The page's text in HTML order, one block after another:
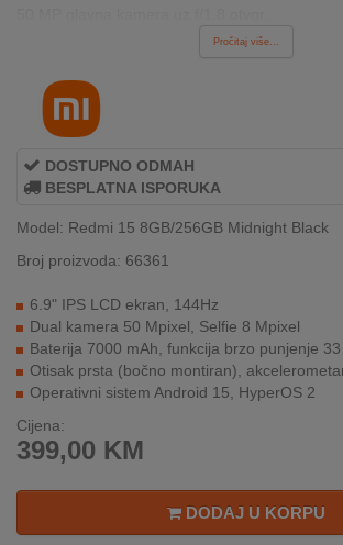
NAMA
KUPITI?
KUPOVINA
INOSTRANSTVA
OZNAKE
ENERGETSKE
DIGITALIS
Pročitaj više...
DOSTUPNO ODMAH
BESPLATNA ISPORUKA
Model: Redmi 15 8GB/256GB Midnight Black
Broj proizvoda: 66361
6.9" IPS LCD ekran, 144Hz
Dual kamera 50 Mpixel, Selfie 8 Mpixel
Baterija 7000 mAh, funkcija brzo punjenje
Otisak prsta (bočno montiran),
Operativni sistem Android 15, HyperOS 2
Cijena:
399,00 KM
DODAJ U KORPU